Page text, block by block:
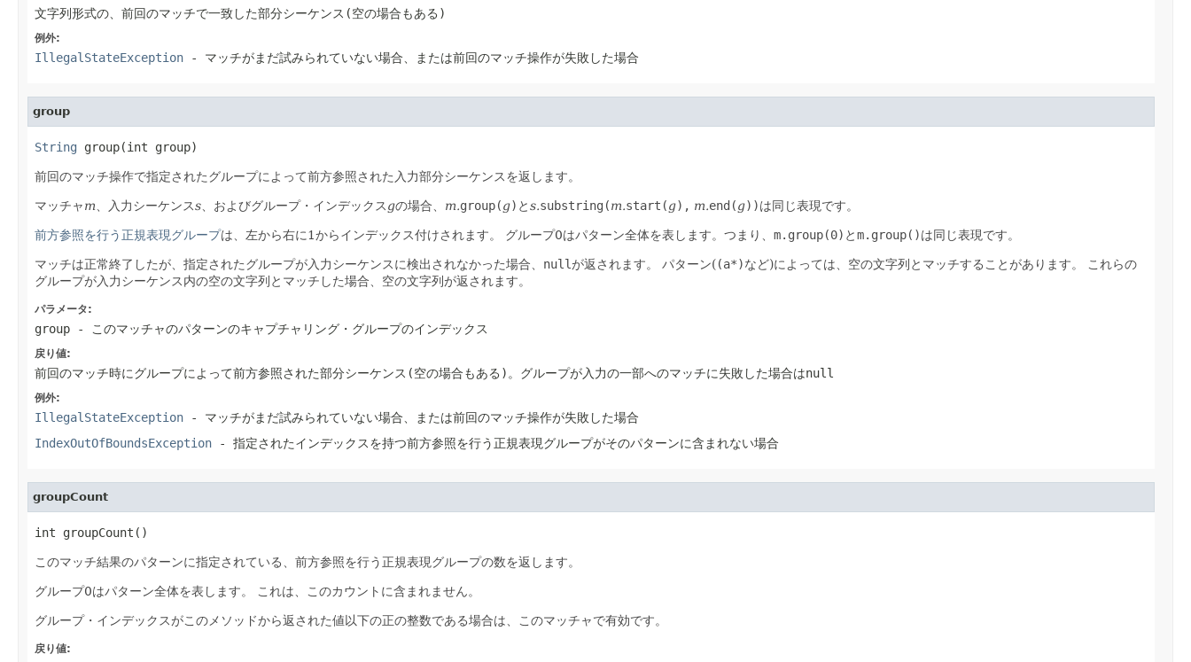
文字列形式の、前回のマッチで一致した部分シーケンス(空の場合もある)
例外:
IllegalStateException - マッチがまだ試みられていない場合、または前回のマッチ操作が失敗した場合
group
String group(int group)
前回のマッチ操作で指定されたグループによって前方参照された入力部分シーケンスを返します。
マッチャm 、入力シーケンスs 、およびグループ・インデックスgの場合、 m.group(g) とs.substring(m.start(g), m.end(g))は同じ表現です。
前方参照を行う正規表現グループは、左から右に1からインデックス付けされます。 グループ0はパターン全体を表します。つまり、 m.group(0) とm.group()は同じ表現です。
マッチは正常終了したが、指定されたグループが入力シーケンスに検出されなかった場合、 nullが返されます。 パターン((a*)など)によっては、空の文字列とマッチすることがあります。
これらの
グループが入力シーケンス内の空の文字列とマッチした場合、空の文字列が返されます。
パラメータ:
group - このマッチャのパターンのキャプチャリング・グループのインデックス
戻り値:
前回のマッチ時にグループによって前方参照された部分シーケンス(空の場合もある)。グループが入力の一部へのマッチに失敗した場合はnull
例外:
IllegalStateException - マッチがまだ試みられていない場合、または前回のマッチ操作が失敗した場合
IndexOutOfBoundsException - 指定されたインデックスを持つ前方参照を行う正規表現グループがそのパターンに含まれない場合
groupCount
int groupCount()
このマッチ結果のパターンに指定されている、前方参照を行う正規表現グループの数を返します。
グループ0はパターン全体を表します。 これは、このカウントに含まれません。
グループ・インデックスがこのメソッドから返された値以下の正の整数である場合は、このマッチャで有効です。
戻り値: